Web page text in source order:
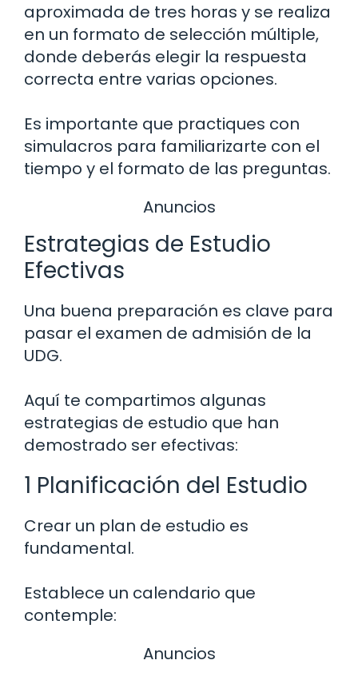
aproximada de tres horas y se realiza
en un formato de selección múltiple,
donde deberás elegir la respuesta
correcta entre varias opciones.
Es importante que practiques con
simulacros para familiarizarte con el
tiempo y el formato de las preguntas.
Anuncios
Estrategias de Estudio
Efectivas
Una buena preparación es clave para
pasar el examen de admisión de la
UDG.
Aquí te compartimos algunas
estrategias de estudio que han
demostrado ser efectivas:
1 Planificación del Estudio
Crear un plan de estudio es
fundamental.
Establece un calendario que
contemple:
Anuncios